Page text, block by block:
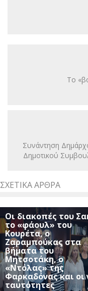
Το
Συνάντηση
Δημοτικού
ΣΧΕΤΙΚΆ ΆΡΘΡΑ
Οι διακοπές του
το «φάουλ» του
Κουρέτα, ο
Ζαραμπούκας στα
βήματα του
Μητσοτάκη, ο
«Ντόλας» της
Φαρκαδόνας και οι
ταυτότητες